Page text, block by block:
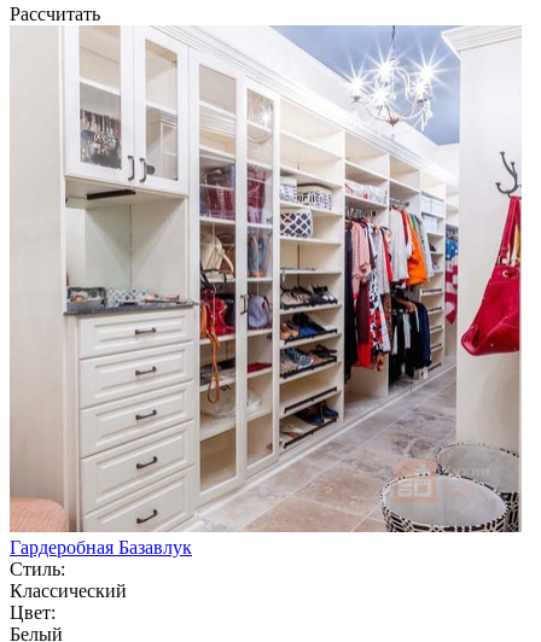
Рассчитать
Гардеробная Базавлук
Стиль:
Классический
Цвет:
Белый